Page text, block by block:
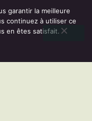
de 14 jours.
garantir la meilleure
continuez à utiliser ce
en êtes satisfait.